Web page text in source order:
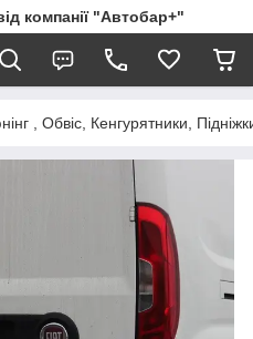
компанії "Автобар+"
, Обвіс, Кенгурятники,